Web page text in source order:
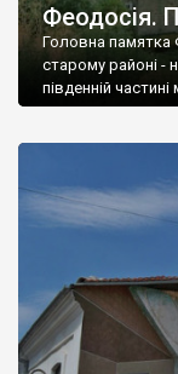
Феодосія.
Головна памятка
старому районі -
південній частині